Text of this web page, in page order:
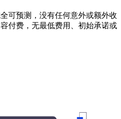
可预测，没有任何意外或额外收
付费，无最低费用、初始承诺或